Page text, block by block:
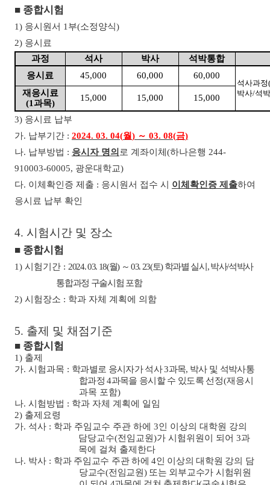
■ 종합시험
1) 응시원서 1 부(소정양식)
2) 응시료
과정
석사 박사
석박통합
응시료
45,000 60,000 60,000
석사과정
박사/석
재응시료
(1과목)
15,000 15,000 15,000
3) 응시료 납부
가. 납부기간 : 2024. 03. 04(월) ～ 03. 08(금)
나. 납부방법 : 응시자 명의 로 계좌이체 (하나은행 244-
910003-60005, 광운대학교)
다. 이체확인증 제출 : 응시원서 접수 시 이체확인증 제출하여
응시료 납부 확인
4. 시험시간 및 장소
■ 종합시험
1) 시험기간 : 2024. 03. 18(월) ～ 03. 23(토)학과별 실시 ,박사/석박사
통합과정 구술시험 포함
2) 시험장소 : 학과 자체 계획에 의함
5. 출제 및 채점기준
■ 종합시험
1) 출제
가. 시험과목 : 학과별로 응시자가 석사3과목, 박사 및 석박사통
합과정4과목을 응시할 수 있도록 선정(재응시
과목 포함)
나. 시험방법 : 학과 자체 계획에 일임
2) 출제요령
가. 석사 : 학과 주임교수 주관 하에 3인 이상의 대학원 강의
담당교수(전임교원)가 시험위원이 되어3과
목에 걸쳐 출제한다
나. 박사 : 학과 주임교수 주관 하에4인 이상의 대학원 강의 담
당교수(전임교원) 또는 외부교수가 시험위원